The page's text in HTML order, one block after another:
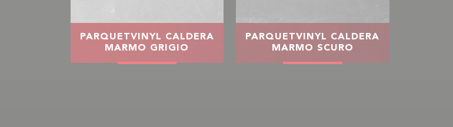
PARQUETVINYL CALDERA
MARMO GRIGIO
PARQUETVINYL CALDERA
MARMO SCURO